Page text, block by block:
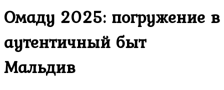
Омаду 2025: погружение в
аутентичный быт
Мальдив